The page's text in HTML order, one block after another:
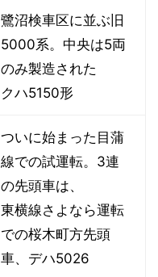
鷺沼検車区に並ぶ旧
5000系。中央は5両
のみ製造された
クハ5150形
ついに始まった目蒲
線での試運転。3連
の先頭車は、
東横線さよなら運転
での桜木町方先頭
車、デハ5026